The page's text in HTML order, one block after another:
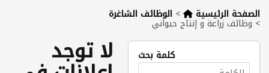
الصفحة الرئيسية > الوظائف الشاغرة
> وظائف زراعة و إنتاج حيواني
كلمة بحث
لا توجد